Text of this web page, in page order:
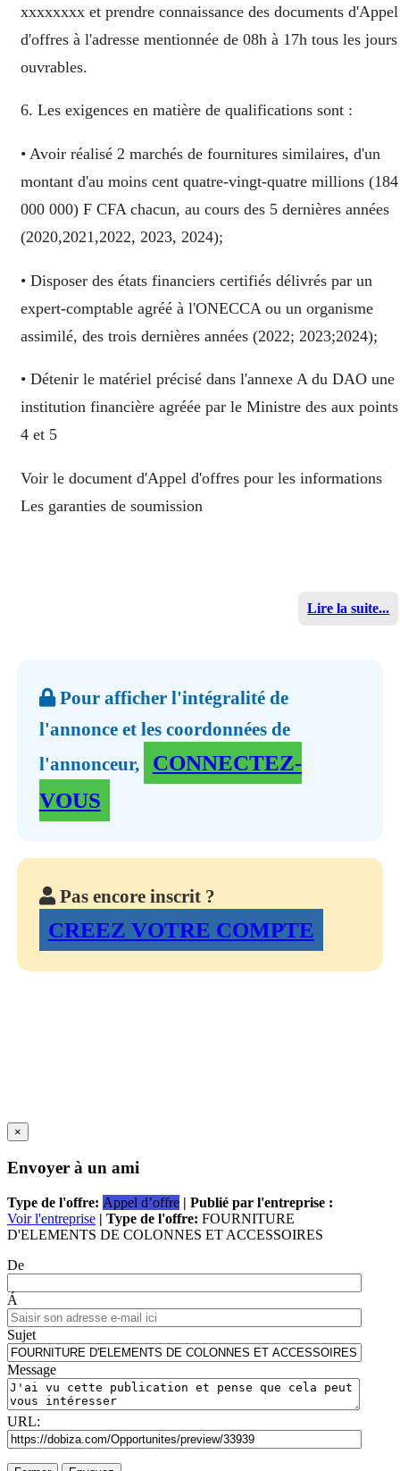
xxxxxxxx et prendre connaissance des documents d'Appel
d'offres à l'adresse mentionnée de 08h à 17h tous les jours
ouvrables.
6. Les exigences en matière de qualifications sont :
• Avoir réalisé 2 marchés de fournitures similaires, d'un
montant d'au moins cent quatre-vingt-quatre millions (184
000 000) F CFA chacun, au cours des 5 dernières années
(2020,2021,2022, 2023, 2024);
• Disposer des états financiers certifiés délivrés par un
expert-comptable agréé à l'ONECCA ou un organisme
assimilé, des trois dernières années (2022; 2023;2024);
• Détenir le matériel précisé dans l'annexe A du DAO une
institution financière agréée par le Ministre des aux points
4 et 5
Voir le document d'Appel d'offres pour les informations
Les garanties de soumission
Lire la suite...
Pour afficher l'intégralité de
l'annonce et les coordonnées de
l'annonceur,
CONNECTEZ-
VOUS
Pas encore inscrit ?
CREEZ VOTRE COMPTE
×
Envoyer à un ami
Type de l'offre: Appel d’offre | Publié par l'entreprise :
Voir l'entreprise | Type de l'offre: FOURNITURE
D'ELEMENTS DE COLONNES ET ACCESSOIRES
De
Á
Sujet
Message
URL: